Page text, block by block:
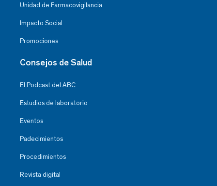
Unidad de Farmacovigilancia
Impacto Social
Promociones
Consejos de Salud
El Podcast del ABC
Estudios de laboratorio
Eventos
Padecimientos
Procedimientos
Revista digital